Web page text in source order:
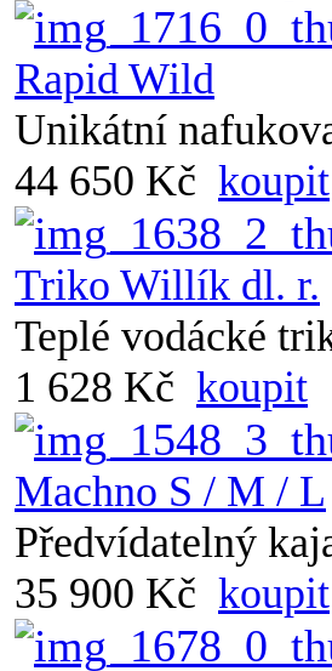
Rapid Wild
Unikátní
44 650 Kč koupit
Triko Willík dl. r.
Teplé vodácké
1 628 Kč koupit
Machno S / M / L
Předvídatelný
35 900 Kč koupit